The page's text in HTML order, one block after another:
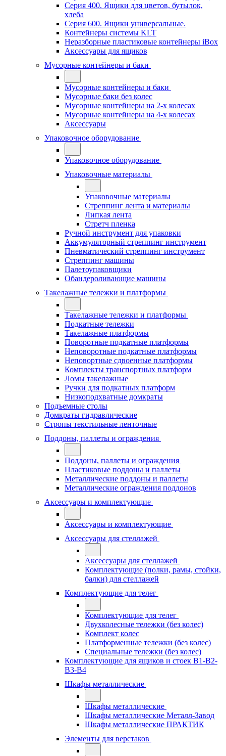
Серия 400. Ящики для цветов, бутылок,
хлеба
Серия 600. Ящики универсальные.
Контейнеры системы KLT
Неразборные пластиковые контейнеры iBox
Аксессуары для ящиков
Мусорные контейнеры и баки
Мусорные контейнеры и баки
Мусорные баки без колес
Мусорные контейнеры на 2-х колесах
Мусорные контейнеры на 4-х колесах
Аксессуары
Упаковочное оборудование
Упаковочное оборудование
Упаковочные материалы
Упаковочные материалы
Стреппинг лента и материалы
Липкая лента
Стретч пленка
Ручной инструмент для упаковки
Аккумуляторный стреппинг инструмент
Пневматический стреппинг инструмент
Стреппинг машины
Палетоупаковщики
Обандероливающие машины
Такелажные тележки и платформы
Такелажные тележки и платформы
Подкатные тележки
Такелажные платформы
Поворотные подкатные платформы
Неповоротные подкатные платформы
Неповортные сдвоенные платформы
Комплекты транспортных платформ
Ломы такелажные
Ручки для подкатных платформ
Низкоподхватные домкраты
Подъемные столы
Домкраты гидравлические
Стропы текстильные ленточные
Поддоны, паллеты и ограждения
Поддоны, паллеты и ограждения
Пластиковые поддоны и паллеты
Металлические поддоны и паллеты
Металлические ограждения поддонов
Аксессуары и комплектующие
Аксессуары и комплектующие
Аксессуары для стеллажей
Аксессуары для стеллажей
Комплектующие (полки, рамы, стойки,
балки) для стеллажей
Комплектующие для телег
Комплектующие для телег
Двухколесные тележки (без колес)
Комплект колес
Платформенные тележки (без колес)
Специальные тележки (без колес)
Комплектующие для ящиков и стоек В1-В2-
В3-В4
Шкафы металлические
Шкафы металлические
Шкафы металлические Металл-Завод
Шкафы металлические ПРАКТИК
Элементы для верстаков